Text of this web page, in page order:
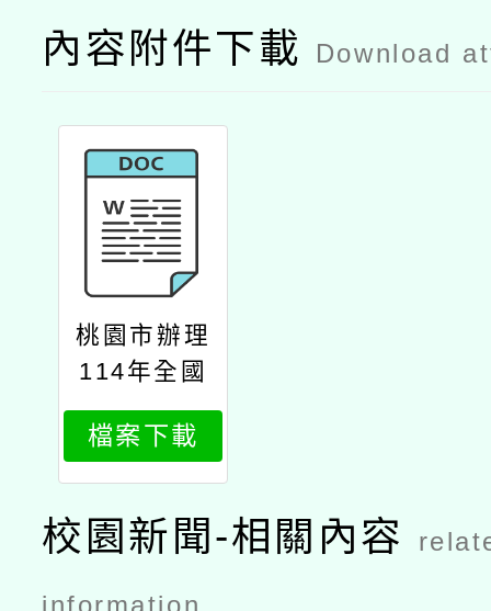
內容附件下載 Download
桃園市辦理
114年全國
孝行獎選拔
實施計畫
檔案下載
校園新聞-相關內容
information